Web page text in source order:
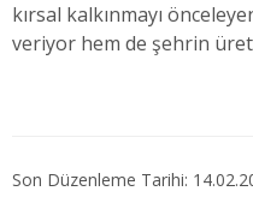
kırsal kalkınmayı
veriyor hem de şehrin
Son Düzenleme Tarihi: